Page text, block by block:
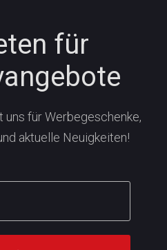
für
uns für Werbegeschenke,
aktuelle Neuigkeiten!